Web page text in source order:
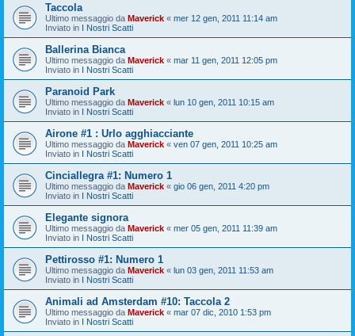
Taccola
Ultimo messaggio da Maverick « mer 12 gen, 2011 11:14 am
Inviato in I Nostri Scatti
Ballerina Bianca
Ultimo messaggio da Maverick « mar 11 gen, 2011 12:05 pm
Inviato in I Nostri Scatti
Paranoid Park
Ultimo messaggio da Maverick « lun 10 gen, 2011 10:15 am
Inviato in I Nostri Scatti
Airone #1 : Urlo agghiacciante
Ultimo messaggio da Maverick « ven 07 gen, 2011 10:25 am
Inviato in I Nostri Scatti
Cinciallegra #1: Numero 1
Ultimo messaggio da Maverick « gio 06 gen, 2011 4:20 pm
Inviato in I Nostri Scatti
Elegante signora
Ultimo messaggio da Maverick « mer 05 gen, 2011 11:39 am
Inviato in I Nostri Scatti
Pettirosso #1: Numero 1
Ultimo messaggio da Maverick « lun 03 gen, 2011 11:53 am
Inviato in I Nostri Scatti
Animali ad Amsterdam #10: Taccola 2
Ultimo messaggio da Maverick « mar 07 dic, 2010 1:53 pm
Inviato in I Nostri Scatti